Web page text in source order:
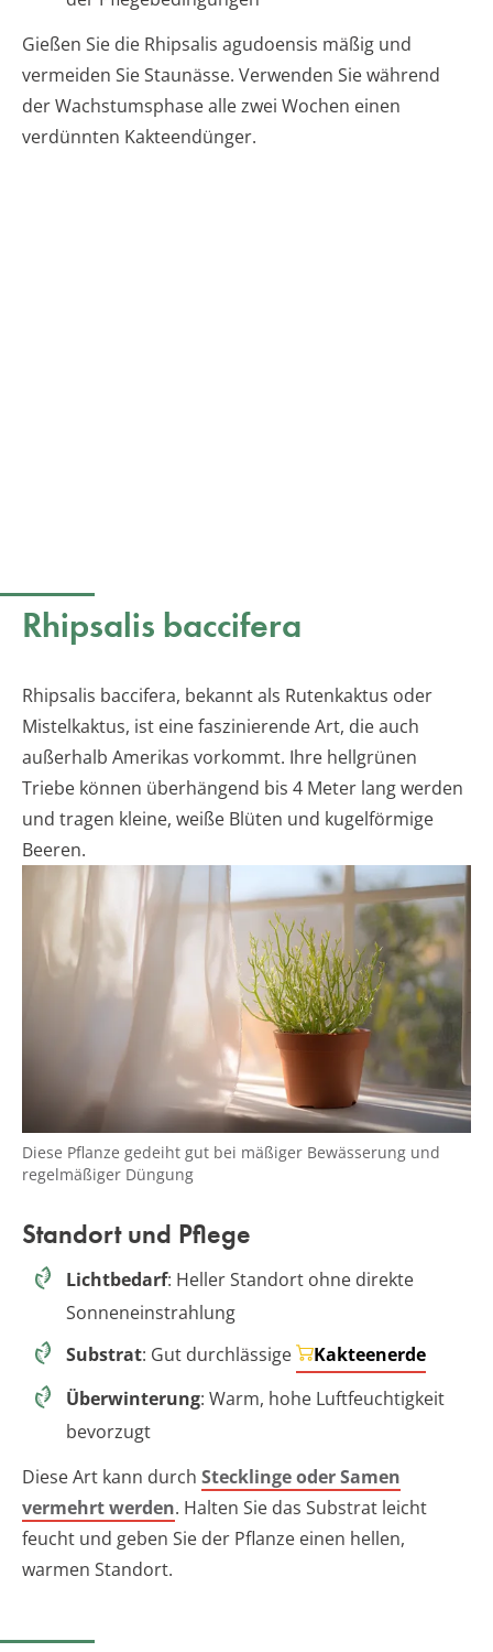
Gießen Sie die Rhipsalis agudoensis mäßig und
vermeiden Sie Staunässe. Verwenden Sie während
der Wachstumsphase alle zwei Wochen einen
verdünnten Kakteendünger.
Rhipsalis baccifera
Rhipsalis baccifera, bekannt als Rutenkaktus oder
Mistelkaktus, ist eine faszinierende Art, die auch
außerhalb Amerikas vorkommt. Ihre hellgrünen
Triebe können überhängend bis 4 Meter lang werden
und tragen kleine, weiße Blüten und kugelförmige
Beeren.
Diese Pflanze gedeiht gut bei mäßiger Bewässerung und
regelmäßiger Düngung
Standort und Pflege
Lichtbedarf: Heller Standort ohne direkte
Sonneneinstrahlung
Substrat: Gut durchlässige
Kakteenerde
Überwinterung: Warm, hohe Luftfeuchtigkeit
bevorzugt
Diese Art kann durch Stecklinge oder Samen
vermehrt werden. Halten Sie das Substrat leicht
feucht und geben Sie der Pflanze einen hellen,
warmen Standort.